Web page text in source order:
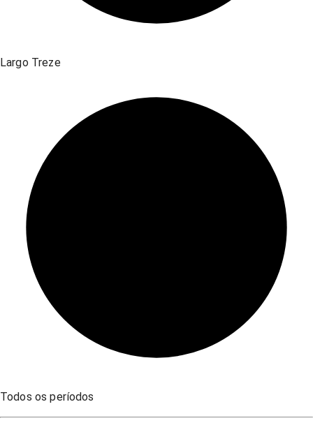
Largo Treze
Todos os períodos